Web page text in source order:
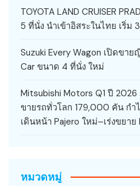
TOYOTA LAND CRUISER
5 ที่นั่ง นำเข้าอิสระในไทย เริ่ม
Suzuki Every Wagon เปิดขา
Car ขนาด 4 ที่นั่ง ใหม่
Mitsubishi Motors Q1 ปี
ขายรถทั่วโลก 179,000 คัน กำ
เดินหน้า Pajero ใหม่–เร่งขยาย
หมวดหมู่